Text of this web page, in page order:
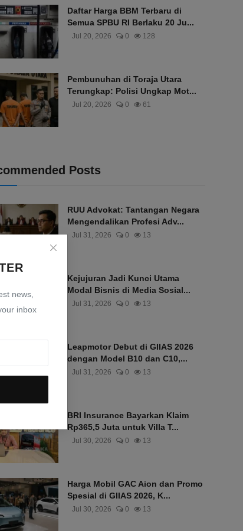
news,
inbox
Daftar Harga BBM Terbaru di
Semua SPBU RI Berlaku 20 Ju...
Jul 20, 2026 0 128
Pembunuhan di Toraja Utara
Terungkap: Polisi Ungkap Mot...
Jul 20, 2026 0 61
Posts
RUU Advokat: Tantangan Negara
Mengendalikan Profesi Adv...
Jul 31, 2026 0 13
Kejujuran Jadi Kunci Utama
Modal Bisnis di Media Sosial...
Jul 31, 2026 0 13
Leapmotor Debut di GIIAS 2026
dengan Model B10 dan C10,...
Jul 31, 2026 0 13
BRI Insurance Bayarkan Klaim
Rp365,5 Juta untuk Villa T...
Jul 30, 2026 0 13
Harga Mobil GAC Aion dan Promo
Spesial di GIIAS 2026, K...
Jul 30, 2026 0 13